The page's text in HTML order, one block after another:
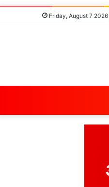
Friday, August 7 2026